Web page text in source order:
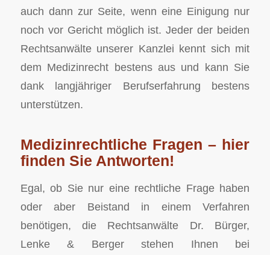
auch dann zur Seite, wenn eine Einigung nur
noch vor Gericht möglich ist. Jeder der beiden
Rechtsanwälte unserer Kanzlei kennt sich mit
dem Medizinrecht bestens aus und kann Sie
dank langjähriger Berufserfahrung bestens
unterstützen.
Medizinrechtliche Fragen – hier
finden Sie Antworten!
Egal, ob Sie nur eine rechtliche Frage haben
oder aber Beistand in einem Verfahren
benötigen, die Rechtsanwälte Dr. Bürger,
Lenke & Berger stehen Ihnen bei